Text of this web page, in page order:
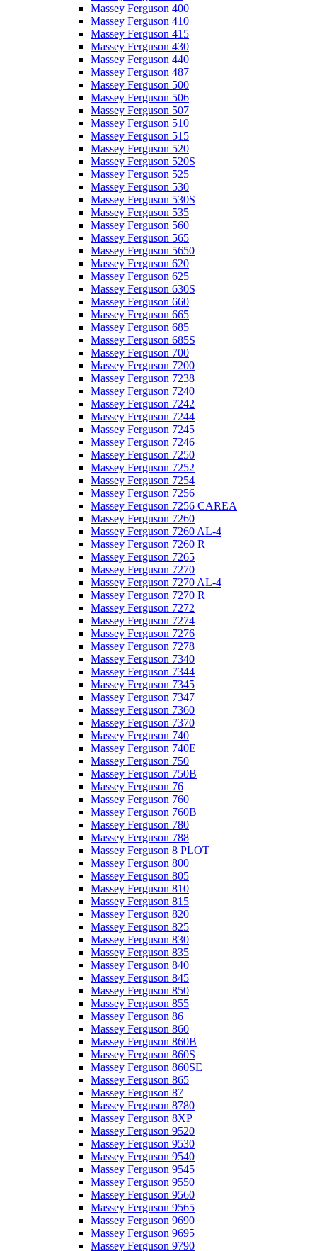
Massey Ferguson 400
Massey Ferguson 410
Massey Ferguson 415
Massey Ferguson 430
Massey Ferguson 440
Massey Ferguson 487
Massey Ferguson 500
Massey Ferguson 506
Massey Ferguson 507
Massey Ferguson 510
Massey Ferguson 515
Massey Ferguson 520
Massey Ferguson 520S
Massey Ferguson 525
Massey Ferguson 530
Massey Ferguson 530S
Massey Ferguson 535
Massey Ferguson 560
Massey Ferguson 565
Massey Ferguson 5650
Massey Ferguson 620
Massey Ferguson 625
Massey Ferguson 630S
Massey Ferguson 660
Massey Ferguson 665
Massey Ferguson 685
Massey Ferguson 685S
Massey Ferguson 700
Massey Ferguson 7200
Massey Ferguson 7238
Massey Ferguson 7240
Massey Ferguson 7242
Massey Ferguson 7244
Massey Ferguson 7245
Massey Ferguson 7246
Massey Ferguson 7250
Massey Ferguson 7252
Massey Ferguson 7254
Massey Ferguson 7256
Massey Ferguson 7256 CAREA
Massey Ferguson 7260
Massey Ferguson 7260 AL-4
Massey Ferguson 7260 R
Massey Ferguson 7265
Massey Ferguson 7270
Massey Ferguson 7270 AL-4
Massey Ferguson 7270 R
Massey Ferguson 7272
Massey Ferguson 7274
Massey Ferguson 7276
Massey Ferguson 7278
Massey Ferguson 7340
Massey Ferguson 7344
Massey Ferguson 7345
Massey Ferguson 7347
Massey Ferguson 7360
Massey Ferguson 7370
Massey Ferguson 740
Massey Ferguson 740E
Massey Ferguson 750
Massey Ferguson 750B
Massey Ferguson 76
Massey Ferguson 760
Massey Ferguson 760B
Massey Ferguson 780
Massey Ferguson 788
Massey Ferguson 8 PLOT
Massey Ferguson 800
Massey Ferguson 805
Massey Ferguson 810
Massey Ferguson 815
Massey Ferguson 820
Massey Ferguson 825
Massey Ferguson 830
Massey Ferguson 835
Massey Ferguson 840
Massey Ferguson 845
Massey Ferguson 850
Massey Ferguson 855
Massey Ferguson 86
Massey Ferguson 860
Massey Ferguson 860B
Massey Ferguson 860S
Massey Ferguson 860SE
Massey Ferguson 865
Massey Ferguson 87
Massey Ferguson 8780
Massey Ferguson 8XP
Massey Ferguson 9520
Massey Ferguson 9530
Massey Ferguson 9540
Massey Ferguson 9545
Massey Ferguson 9550
Massey Ferguson 9560
Massey Ferguson 9565
Massey Ferguson 9690
Massey Ferguson 9695
Massey Ferguson 9790